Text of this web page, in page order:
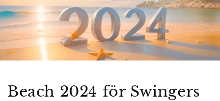
Beach 2024 för Swingers